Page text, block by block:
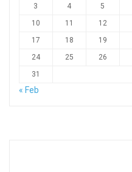
3 4 5
10
11 12
17
18 19
24
25 26
31
« Feb